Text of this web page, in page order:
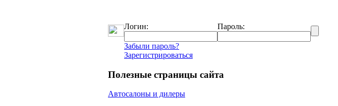
Логин: Пароль:
Забыли пароль?
Зарегистрироваться
Полезные страницы сайта
Автосалоны и дилеры